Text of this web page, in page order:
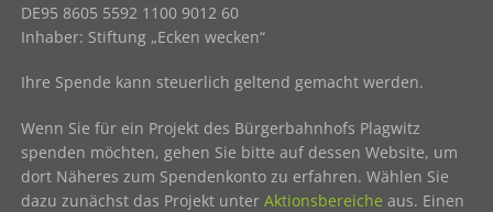
DE95 8605 5592 1100 9012 60
Inhaber: Stiftung „Ecken wecken“
Ihre Spende kann steuerlich geltend gemacht werden.
Wenn Sie für ein Projekt des Bürgerbahnhofs Plagwitz
spenden möchten, gehen Sie bitte auf dessen Website, um
dort Näheres zum Spendenkonto zu erfahren. Wählen Sie
dazu zunächst das Projekt unterAktionsbereiche aus. Einen